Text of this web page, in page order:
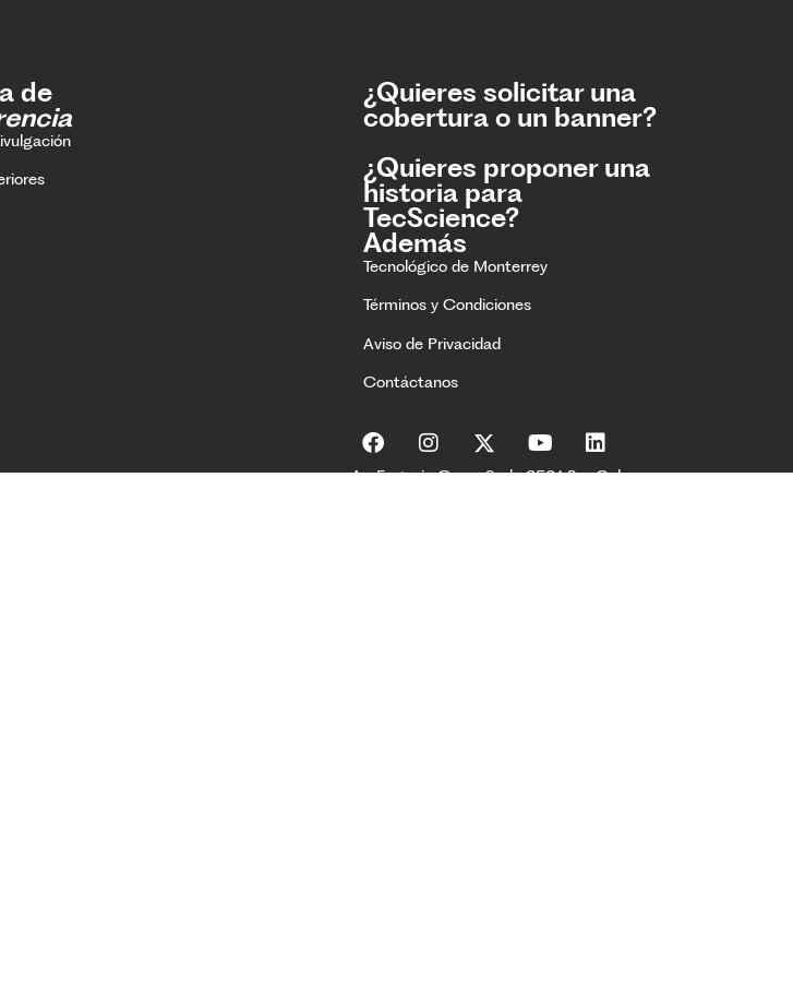
de ¿Quieres solicitar una
cobertura o un banner?
¿Quieres proponer una
historia para
TecScience?
Además
Tecnológico de Monterrey
Términos y Condiciones
Aviso de Privacidad
Contáctanos
Av. Eugenio Garza Sada 2501 Sur Col.